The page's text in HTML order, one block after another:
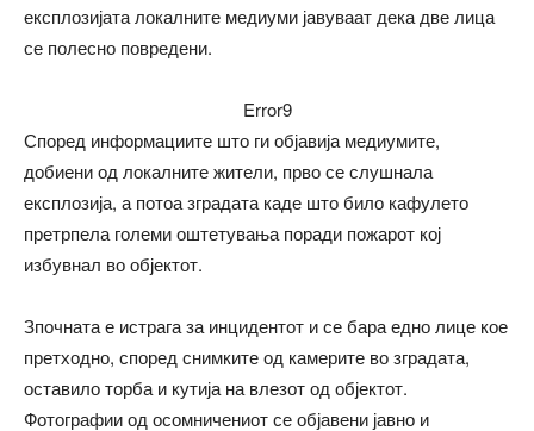
експлозијата локалните медиуми јавуваат дека две лица
се полесно повредени.
Error9
Според информациите што ги објавија медиумите,
добиени од локалните жители, прво се слушнала
експлозија, а потоа зградата каде што било кафулето
претрпела големи оштетувања поради пожарот кој
избувнал во објектот.
Зпочната е истрага за инцидентот и се бара едно лице кое
претходно, според снимките од камерите во зградата,
оставило торба и кутија на влезот од објектот.
Фотографии од осомничениот се објавени јавно и